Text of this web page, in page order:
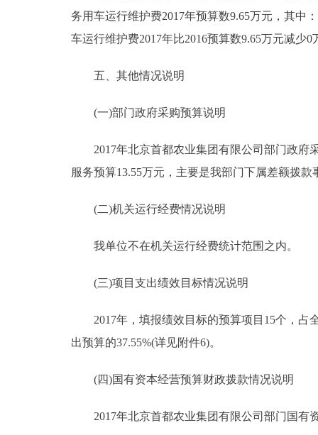
务用车运行维护费2017年预算数9.65万元，其中
车运行维护费2017年比2016预算数9.65万元减
五、其他情况说明
(一)部门政府采购预算说明
2017年北京首都农业集团有限公司部门政府采
服务预算13.55万元，主要是我部门下属差额拨
(二)机关运行经费情况说明
我单位不在机关运行经费统计范围之内。
(三)项目支出绩效目标情况说明
2017年，填报绩效目标的预算项目15个，占全
出预算的37.55%(详见附件6)。
(四)国有资本经营预算财政拨款情况说明
2017年北京首都农业集团有限公司部门国有资